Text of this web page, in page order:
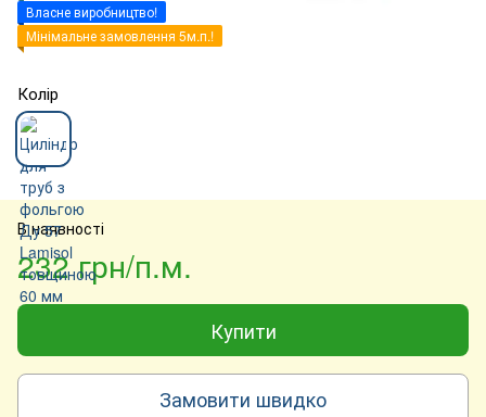
Власне виробництво!
Мінімальне замовлення 5м.п.!
Колір
В наявності
232 грн/п.м.
Купити
Замовити швидко